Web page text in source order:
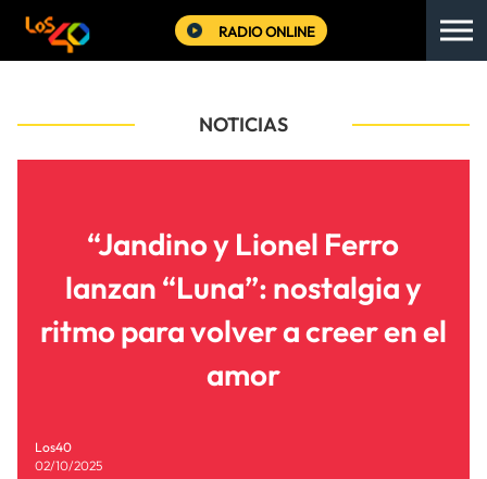
RADIO ONLINE
NOTICIAS
“Jandino y Lionel Ferro
lanzan “Luna”: nostalgia y
ritmo para volver a creer en el
amor
Los40
02/10/2025